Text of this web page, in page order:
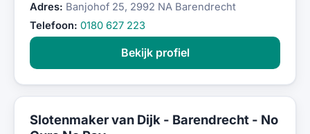
Adres: Banjohof 25, 2992 NA Barendrecht
Telefoon: 0180 627 223
Bekijk profiel
Slotenmaker van Dijk - Barendrecht - No